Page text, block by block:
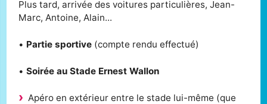
Plus tard, arrivée des voitures particulières, Jean-
Marc, Antoine, Alain...
• Partie sportive (compte rendu effectué)
•Soirée au Stade Ernest Wallon
Apéro en extérieur entre le stade lui-même (que